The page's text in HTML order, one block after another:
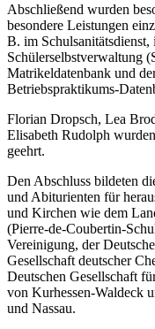
Abschließend wurden
besondere Leistungen
B. im
Schülerselbstverwaltung
Matrikeldatenbank und
Betriebspraktikums-
Florian Dropsch, Lea
Elisabeth Rudolph
geehrt.
Den Abschluss bildeten
und Abiturienten für
und Kirchen wie dem
(Pierre-de-Coubertin-
Vereinigung, der
Gesellschaft deutscher
Deutschen Gesellschaft
von Kurhessen-Waldeck
und Nassau.